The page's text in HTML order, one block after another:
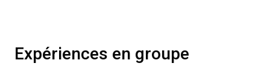
Expériences en groupe